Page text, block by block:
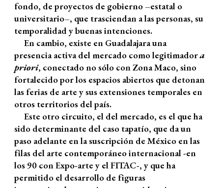
fondo, de proyectos de gobierno –estatal o
universitario–, que trasciendan a las personas, su
temporalidad y buenas intenciones.
En cambio, existe en Guadalajara una
presencia activa del mercado como legitimadora
priori, conectado no sólo con Zona Maco, sino
fortalecido por los espacios abiertos que detonan
las ferias de arte y sus extensiones temporales en
otros territorios del país.
Este otro circuito, el del mercado, es el que ha
sido determinante del caso tapatío, que da un
paso adelante en la suscripción de México en las
filas del arte contemporáneo internacional -en
los 90 con Expo-arte y el FITAC-, y que ha
permitido el desarrollo de figuras